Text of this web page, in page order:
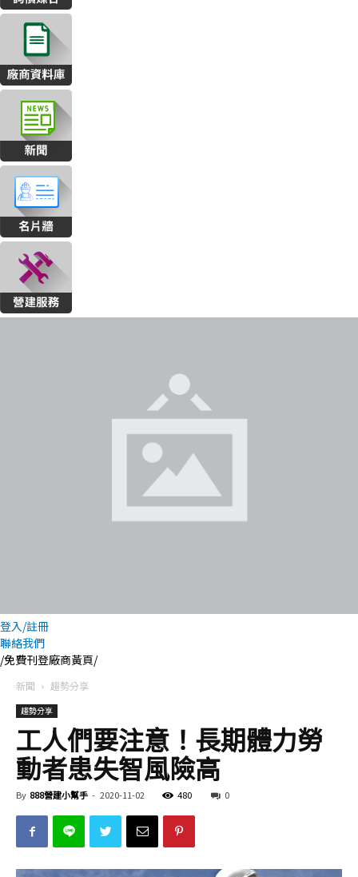
登入/註冊
聯絡我們
/免費刊登廠商黃頁/
新聞 趨勢分享
趨勢分享
工人們要注意！長期體力勞
動者患失智風險高
By 888營建小幫手 - 2020-11-02 480 0